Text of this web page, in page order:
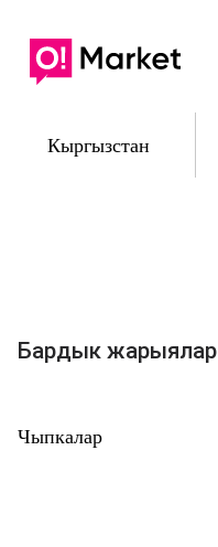
Кыргызстан
Бардык жарыялар
Чыпкалар